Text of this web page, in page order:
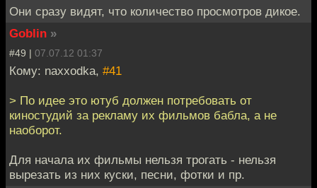
Они сразу видят, что количество просмотров дикое.
Goblin »
#49 | 07.07.12 01:37
Кому: naxxodka, #41
> По идее это ютуб должен потребовать от
киностудий за рекламу их фильмов бабла, а не
наоборот.
Для начала их фильмы нельзя трогать - нельзя
вырезать из них куски, песни, фотки и пр.